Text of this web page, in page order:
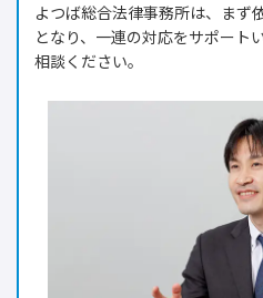
よつば総合法律事務所は、まず
となり、一連の対応をサポート
相談ください。